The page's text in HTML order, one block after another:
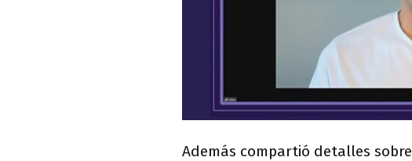
Además compartió detalles